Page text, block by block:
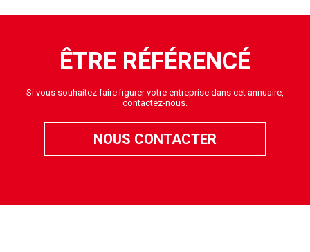
ÊTRE RÉFÉRENCÉ
Si vous souhaitez faire figurer votre entreprise dans cet annuaire,
contactez-nous.
NOUS CONTACTER